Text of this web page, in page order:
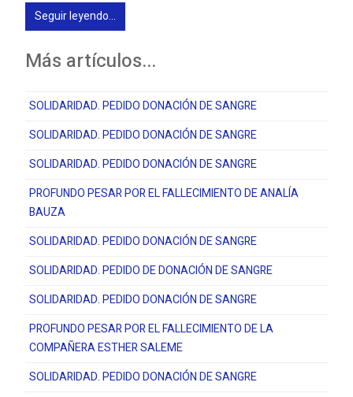
Seguir leyendo...
Más artículos...
SOLIDARIDAD. PEDIDO DONACIÓN DE SANGRE
SOLIDARIDAD. PEDIDO DONACIÓN DE SANGRE
SOLIDARIDAD. PEDIDO DONACIÓN DE SANGRE
PROFUNDO PESAR POR EL FALLECIMIENTO DE ANALÍA
BAUZA
SOLIDARIDAD. PEDIDO DONACIÓN DE SANGRE
SOLIDARIDAD. PEDIDO DE DONACIÓN DE SANGRE
SOLIDARIDAD. PEDIDO DONACIÓN DE SANGRE
PROFUNDO PESAR POR EL FALLECIMIENTO DE LA
COMPAÑERA ESTHER SALEME
SOLIDARIDAD. PEDIDO DONACIÓN DE SANGRE